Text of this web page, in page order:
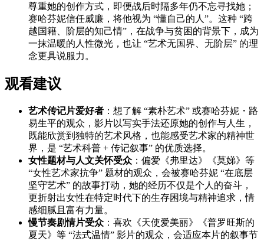
尊重她的创作方式，即便战后时隔多年仍不忘寻找她；
赛哈芬妮信任威廉，将他视为 “懂自己的人”。这种 “跨
越国籍、阶层的知己情”，在战争与贫困的背景下，成为
一抹温暖的人性微光，也让 “艺术无国界、无阶层” 的理
念更具说服力。
观看建议
艺术传记片爱好者 ：想了解 “素朴艺术” 或赛哈芬妮・路
易生平的观众，影片以写实手法还原她的创作与人生，
既能欣赏到独特的艺术风格，也能感受艺术家的精神世
界，是 “艺术科普 + 传记叙事” 的优质选择。
女性题材与人文关怀受众 ：偏爱《弗里达》《莫娣》等
“女性艺术家抗争” 题材的观众，会被赛哈芬妮 “在底层
坚守艺术” 的故事打动，她的经历不仅是个人的奋斗，
更折射出女性在特定时代下的生存困境与精神追求，情
感细腻且富有力量。
慢节奏剧情片受众 ：喜欢《天使爱美丽》《普罗旺斯的
夏天》等 “法式温情” 影片的观众，会适应本片的叙事节